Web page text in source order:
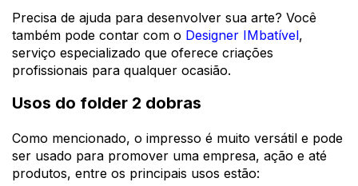
Precisa de ajuda para desenvolver sua arte? Você
também pode contar com o Designer IMbatível,
serviço especializado que oferece criações
profissionais para qualquer ocasião.
Usos do folder 2 dobras
Como mencionado, o impresso é muito versátil e pode
ser usado para promover uma empresa, ação e até
produtos, entre os principais usos estão: